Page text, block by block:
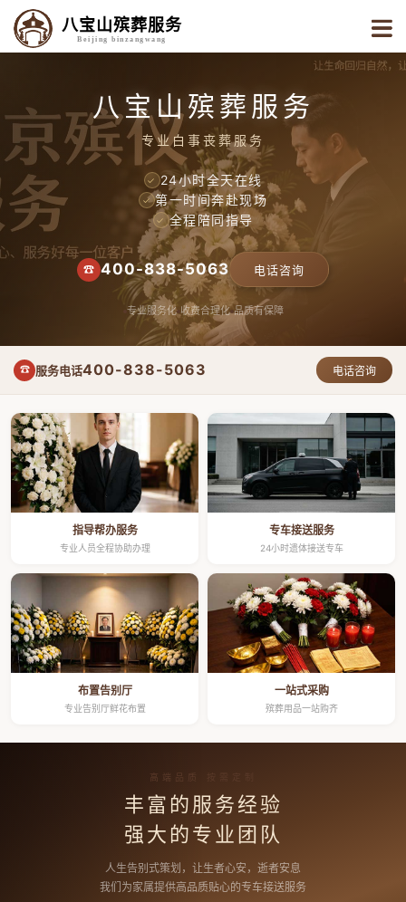
八宝山殡葬服务
Beijing binzangwang
八宝山殡葬服务
专业白事丧葬服务
✓ 24小时全天在线
✓ 第一时间奔赴现场
✓ 全程陪同指导
☎ 400-838-5063 电话咨询
专业服务化 收费合理化 品质有保障
☎ 服务电话400-838-5063 电话咨询
指导帮办服务
专业人员全程协助办理
专车接送服务
24小时遗体接送专车
布置告别厅
专业告别厅鲜花布置
一站式采购
殡葬用品一站购齐
高端品质 按需定制
丰富的服务经验
强大的专业团队
人生告别式策划，让生者心安，逝者安息
我们为家属提供高品质贴心的专车接送服务